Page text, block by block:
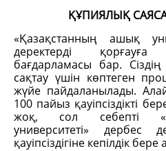
ҚҰПИЯЛЫҚ
«Қазақстанның ашық
деректерді
бағдарламасы бар. Сіздің
сақтау үшін көптеген
жүйе пайдаланылады.
100 пайыз қауіпсіздікті
жоқ, сол себепті
университеті» дербес
қауіпсіздігіне кепілдік